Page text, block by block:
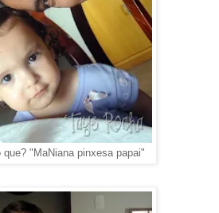
que? "MaNiana pinxesa papai"